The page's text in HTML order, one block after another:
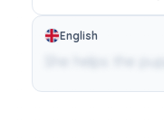
English